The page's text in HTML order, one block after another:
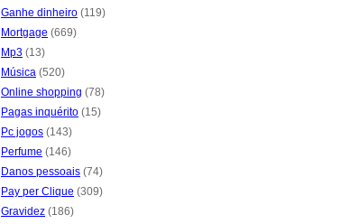
Ganhe dinheiro (119)
Mortgage (669)
Mp3 (13)
Música (520)
Online shopping (78)
Pagas inquérito (15)
Pc jogos (143)
Perfume (146)
Danos pessoais (74)
Pay per Clique (309)
Gravidez (186)